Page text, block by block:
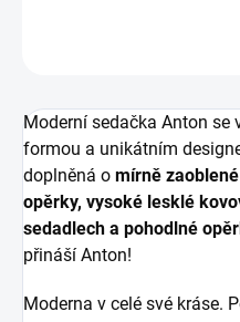
Moderní sedačka Anton se
formou a unikátním
doplněná o mírně
opěrky, vysoké lesklé
sedadlech a pohodlné
přináší Anton!
Moderna v celé své kráse.